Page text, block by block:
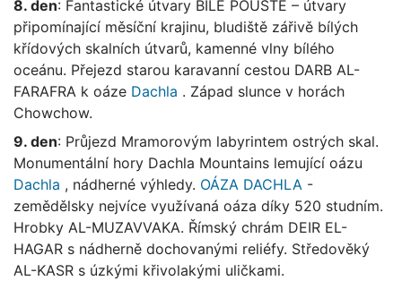
8. den: Fantastické útvary BÍLÉ POUŠTĚ – útvary
připomínající měsíční krajinu, bludiště zářivě bílých
křídových skalních útvarů, kamenné vlny bílého
oceánu. Přejezd starou karavanní cestou DARB AL-
FARAFRA k oáze Dachla . Západ slunce v horách
Chowchow.
9. den: Průjezd Mramorovým labyrintem ostrých skal.
Monumentální hory Dachla Mountains lemující oázu
Dachla , nádherné výhledy. OÁZA DACHLA -
zemědělsky nejvíce využívaná oáza díky 520 studním.
Hrobky AL-MUZAVVAKA. Římský chrám DEIR EL-
HAGAR s nádherně dochovanými reliéfy. Středověký
AL-KASR s úzkými křivolakými uličkami.